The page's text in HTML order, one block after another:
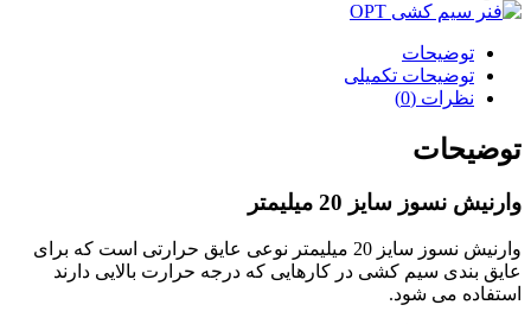
توضیحات
توضیحات تکمیلی
نظرات (0)
توضیحات
وارنیش نسوز سایز 20 میلیمتر
وارنیش نسوز سایز 20 میلیمتر نوعی عایق حرارتی است که برای
عایق بندی سیم کشی در کارهایی که درجه حرارت بالایی دارند
استفاده می شود.